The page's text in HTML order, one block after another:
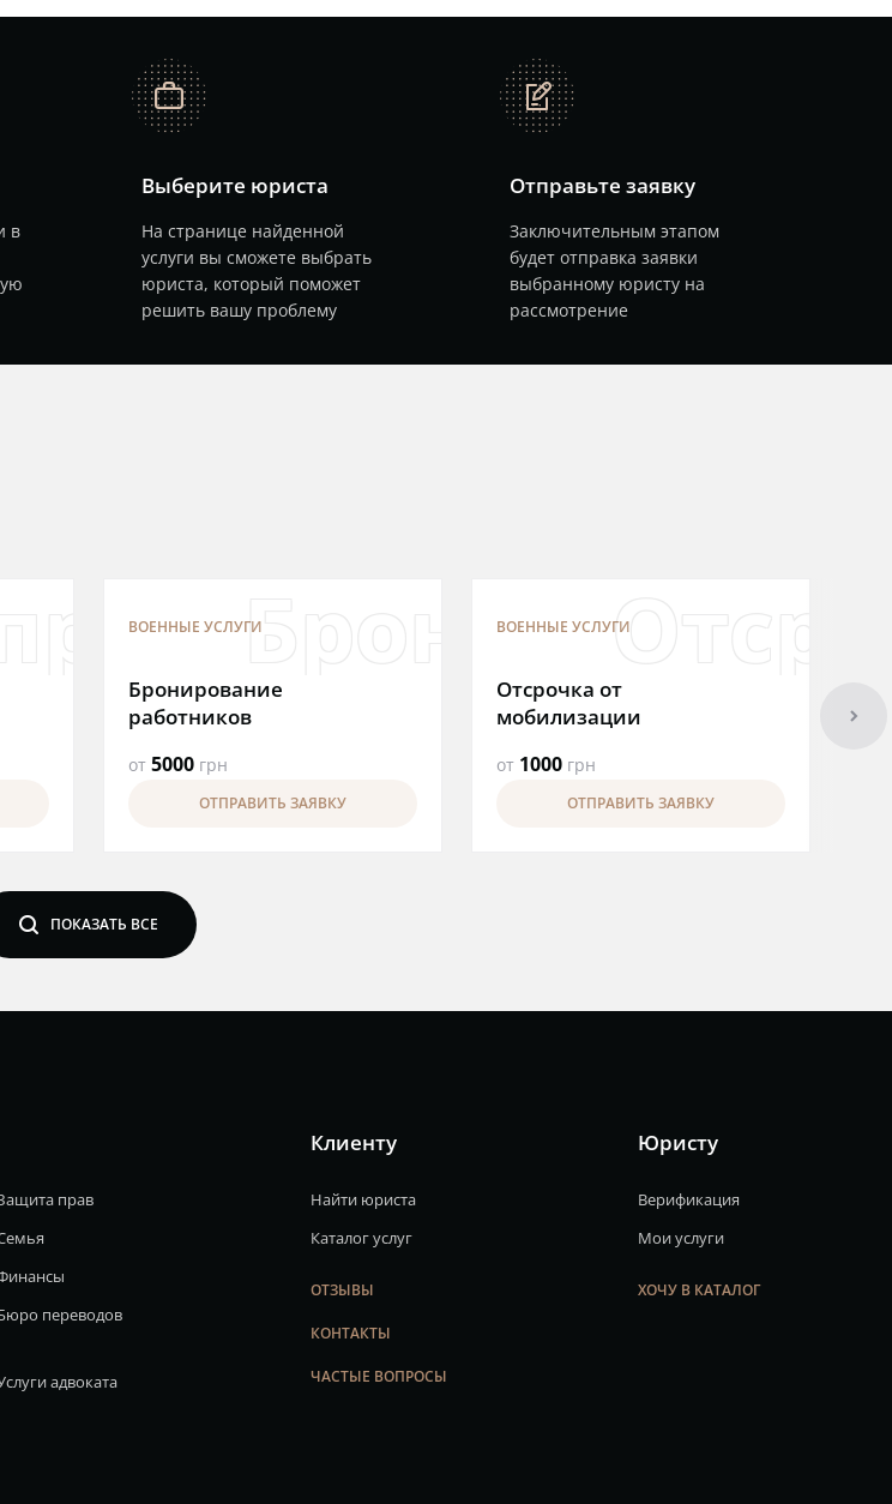
в
job
Выберите юриста
На странице найденной
услуги вы сможете выбрать
юриста, который поможет
решить вашу проблему
note
Отправьте заявку
Заключительным этапом
будет отправка заявки
выбранному юристу на
рассмотрение
в
ВОЕННЫЕ УСЛУГИ
Бронирование
работников
от 5000 грн
ОТПРАВИТЬ ЗАЯВКУ
ВОЕННЫЕ УСЛУГИ
Отсрочка от
мобилизации
от 1000 грн
ОТПРАВИТЬ ЗАЯВКУ
arrowright
search ПОКАЗАТЬ ВСЕ
прав
переводов
адвоката
Клиенту
Найти юриста
Каталог услуг
ОТЗЫВЫ
КОНТАКТЫ
ЧАСТЫЕ ВОПРОСЫ
Юристу
Верификация
Мои услуги
ХОЧУ В КАТАЛОГ